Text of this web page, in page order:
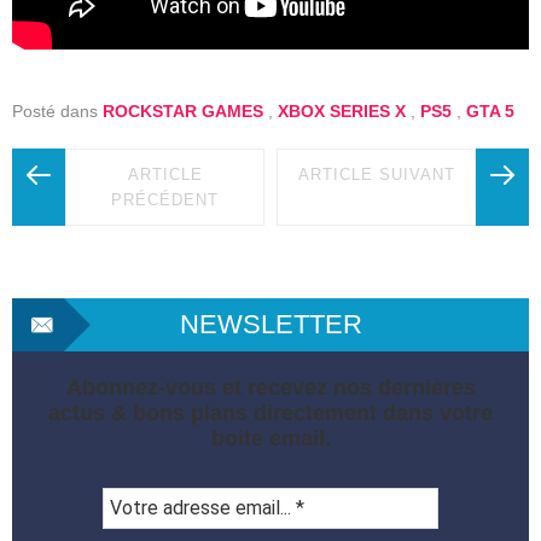
Posté dans ROCKSTAR GAMES XBOX SERIES X PS5 GTA 5
ARTICLE
PRÉCÉDENT
ARTICLE SUIVANT
NEWSLETTER
Abonnez-vous et recevez nos dernières
actus & bons plans directement dans votre
boite email.
adresse